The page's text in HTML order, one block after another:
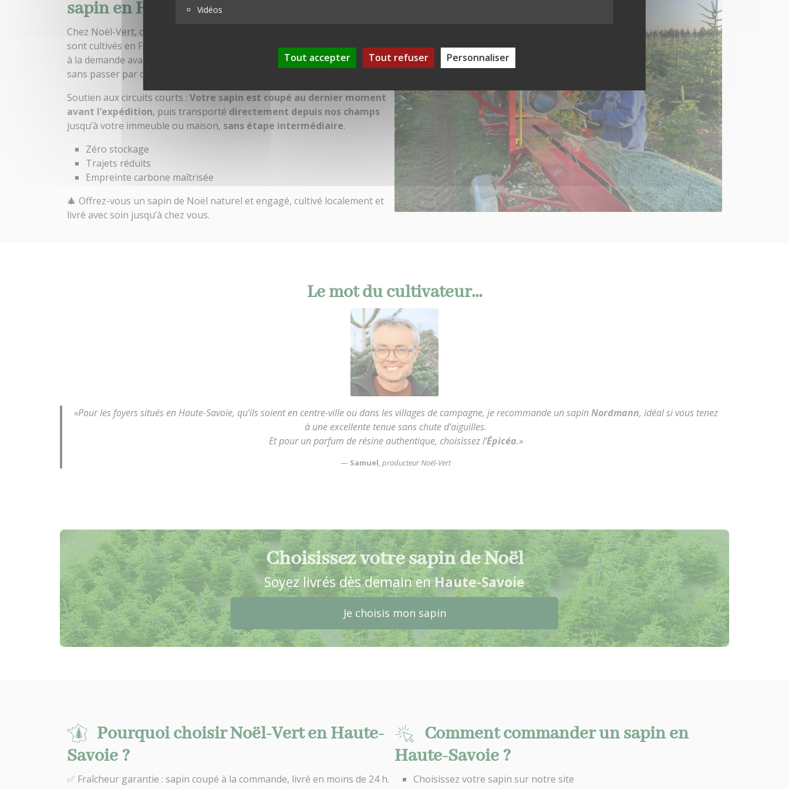
Vidéos
Tout accepter Tout refuser Personnaliser
sapin en Haute-Savoie
Chez Noël-Vert, on ne fait pas venir les sapins de Scandinavie. Nos arbres
sont cultivés en France, dans le respect de leur cycle naturel, puis récoltés
à la demande avant d’être livrés dans la Région Auvergne-Rhône-Alpes,
sans passer par des entrepôts ou des plateformes logistiques.
Soutien aux circuits courts : Votre sapin est coupé au dernier moment
avant l’expédition, puis transporté directement depuis nos champs
jusqu’à votre immeuble ou maison, sans étape intermédiaire.
Zéro stockage
Trajets réduits
Empreinte carbone maîtrisée
🎄 Offrez-vous un sapin de Noël naturel et engagé, cultivé localement et
livré avec soin jusqu’à chez vous.
Le mot du cultivateur…
«Pour les foyers situés en Haute-Savoie, qu’ils soient en centre-ville ou dans les villages de campagne, je recommande un sapinNordmann, idéal si vous tenez
à une excellente tenue sans chute d’aiguilles.
Et pour un parfum de résine authentique, choisissez l’Épicéa.»
— Samuel,producteur Noël-Vert
Choisissez votre sapin de Noël
Soyez livrés dès demain enHaute-Savoie
Je choisis mon sapin
Pourquoi choisir Noël-Vert en Haute-
Savoie ?
✅ Fraîcheur garantie : sapin coupé à la commande, livré en moins de 24 h.
Comment commander un sapin en
Haute-Savoie ?
Choisissez votre sapin sur notre site